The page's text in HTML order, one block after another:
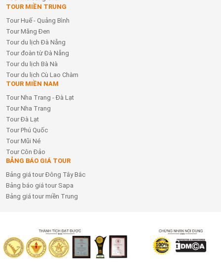
TOUR MIỀN TRUNG
Tour Huế - Quảng Bình
Tour Măng Đen
Tour du lịch Đà Nẵng
Tour đoàn từ Đà Nẵng
Tour du lịch Bà Nà
Tour du lịch Cù Lao Chàm
TOUR MIỀN NAM
Tour Nha Trang - Đà Lạt
Tour Nha Trang
Tour Đà Lạt
Tour Phú Quốc
Tour Mũi Né
Tour Côn Đảo
BẢNG BÁO GIÁ TOUR
Bảng giá tour Đông Tây Bắc
Bảng báo giá tour Sapa
Bảng giá tour miền Trung